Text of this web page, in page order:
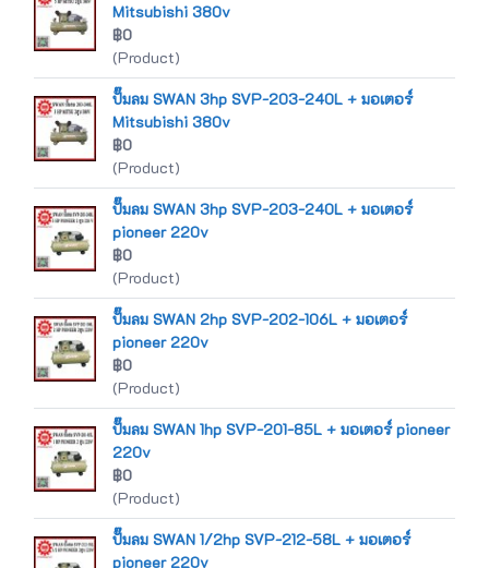
Mitsubishi 380v
฿0
(Product)
ปั๊มลม SWAN 3hp SVP-203-240L + มอเตอร์
Mitsubishi 380v
฿0
(Product)
ปั๊มลม SWAN 3hp SVP-203-240L + มอเตอร์
pioneer 220v
฿0
(Product)
ปั๊มลม SWAN 2hp SVP-202-106L + มอเตอร์
pioneer 220v
฿0
(Product)
ปั๊มลม SWAN 1hp SVP-201-85L + มอเตอร์ pioneer
220v
฿0
(Product)
ปั๊มลม SWAN 1/2hp SVP-212-58L + มอเตอร์
pioneer 220v